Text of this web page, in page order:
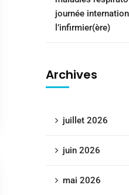
journée
l’infirmier(ère)
Archives
juillet 2026
juin 2026
mai 2026